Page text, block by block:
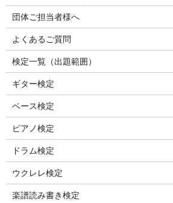
団体ご担当者様へ
よくあるご質問
検定一覧（出題範囲）
ギター検定
ベース検定
ピアノ検定
ドラム検定
ウクレレ検定
楽譜読み書き検定